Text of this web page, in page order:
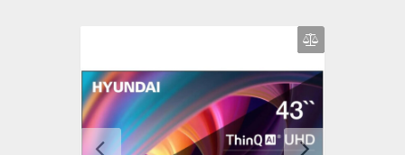
Previous Next